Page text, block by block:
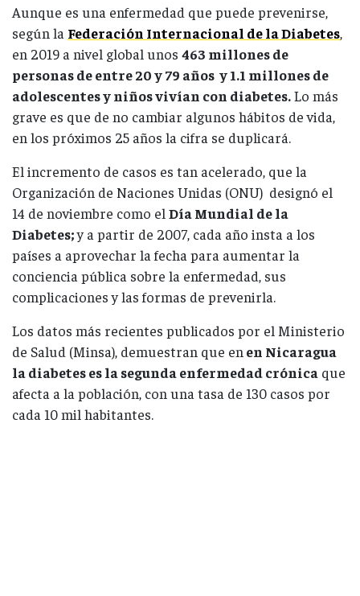
Aunque es una enfermedad que puede prevenirse,
según la Federación Internacional de la Diabetes,
en 2019 a nivel global unos 463 millones de
personas de entre 20 y 79 años y 1.1 millones de
adolescentes y niños vivían con diabetes.Lo más
grave es que de no cambiar algunos hábitos de vida,
en los próximos 25 años la cifra se duplicará.
El incremento de casos es tan acelerado, que la
Organización de Naciones Unidas (ONU) designó el
14 de noviembre como el Día Mundial de la
Diabetes;y a partir de 2007, cada año insta a los
países a aprovechar la fecha para aumentar la
conciencia pública sobre la enfermedad, sus
complicaciones y las formas de prevenirla.
Los datos más recientes publicados por el Ministerio
de Salud (Minsa), demuestran que en en Nicaragua
la diabetes es la segunda enfermedad crónica que
afecta a la población, con una tasa de 130 casos por
cada 10 mil habitantes.